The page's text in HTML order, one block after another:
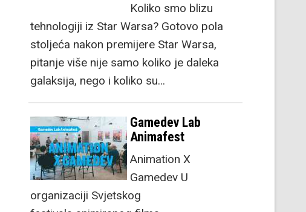
Koliko smo blizu
tehnologiji iz Star Warsa? Gotovo pola
stoljeća nakon premijere Star Warsa,
pitanje više nije samo koliko je daleka
galaksija, nego i koliko su…
Gamedev Lab
Animafest
Animation X
Gamedev U
organizaciji Svjetskog